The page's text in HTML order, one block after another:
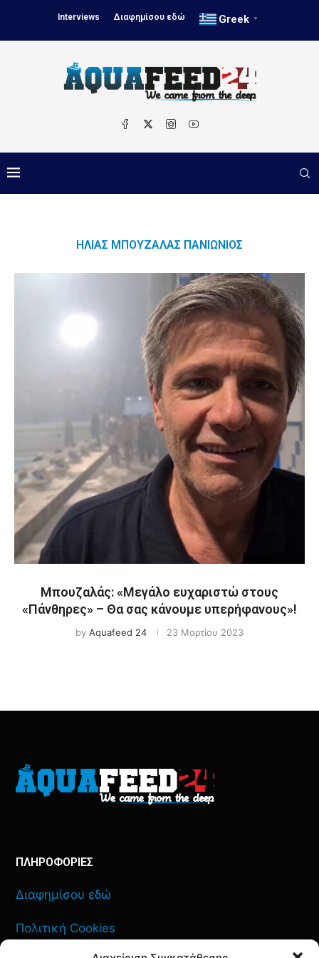
Interviews Διαφημίσου εδώ Greek ▼
ΗΛΊΑΣ ΜΠΟΥΖΑΛΆΣ ΠΑΝΙΏΝΙΟΣ
Μπουζαλάς: «Μεγάλο ευχαριστώ στους
«Πάνθηρες» – Θα σας κάνουμε υπερήφανους»!
by Aquafeed 24 23 Μαρτίου 2023
ΠΛΗΡΟΦΟΡΙΕΣ
Διαφημίσου εδώ
Πολιτική Cookies